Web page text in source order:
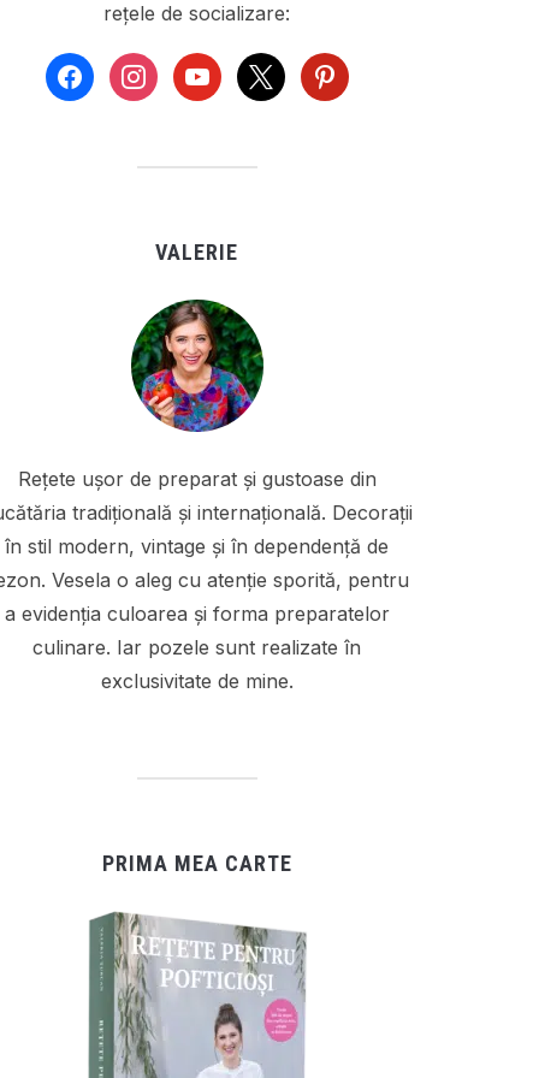
rețele de socializare:
facebookinstagramyoutube
x pinterest
VALERIE
Rețete ușor de preparat și gustoase din
tradițională și internațională. Decorații
în stil modern, vintage și în dependență de
Vesela o aleg cu atenție sporită, pentru
a evidenția culoarea și forma preparatelor
culinare. Iar pozele sunt realizate în
exclusivitate de mine.
PRIMA MEA CARTE